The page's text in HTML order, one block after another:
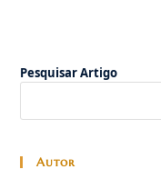
Pesquisar Artigo
Autor